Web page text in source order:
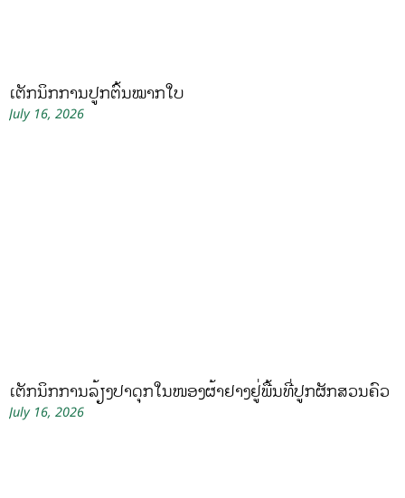
ເຕັກນິກການປູກຕົ້ນໝາກໃບ
July 16, 2026
ເຕັກນິກການລ້ຽງປາດຸກໃນໜອງຜ້າຢາງຢູ່ພື້ນທີ່ປູກຜັກສວນຄົວ
July 16, 2026